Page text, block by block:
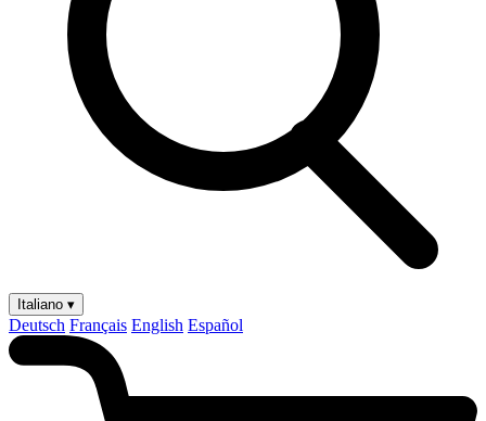
Italiano ▾
Deutsch Français English Español